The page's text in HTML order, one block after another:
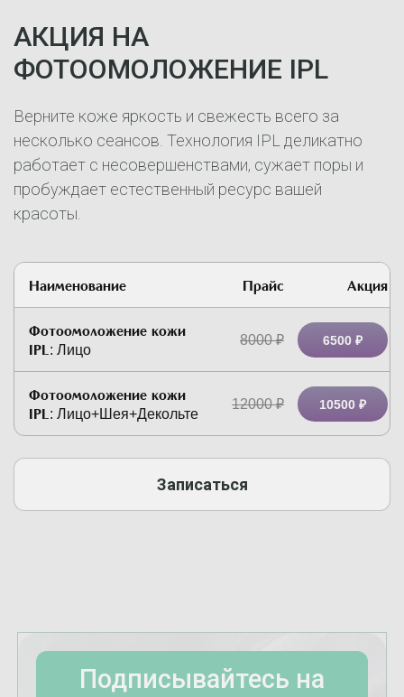
АКЦИЯ НА
ФОТООМОЛОЖЕНИЕ IPL
Верните коже яркость и свежесть всего за
несколько сеансов. Технология IPL деликатно
работает с несовершенствами, сужает поры и
пробуждает естественный ресурс вашей
красоты.
Наименование Прайс Акция
Фотоомоложение кожи
IPL : Лицо
8000₽ 6500 ₽
Фотоомоложение кожи
IPL : Лицо+Шея+Декольте
12000₽ 10500 ₽
Записаться
Подписывайтесь на